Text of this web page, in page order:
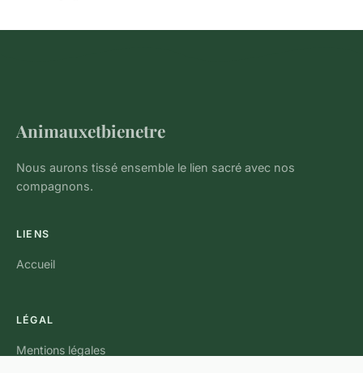
Animauxetbienetre
Nous aurons tissé ensemble le lien sacré avec nos
compagnons.
LIENS
Accueil
LÉGAL
Mentions légales